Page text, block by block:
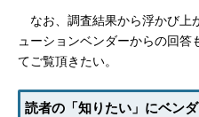
なお、調査結果から浮かび上
ューションベンダーからの回
てご覧頂きたい。
読者の「知りたい」にベンダ